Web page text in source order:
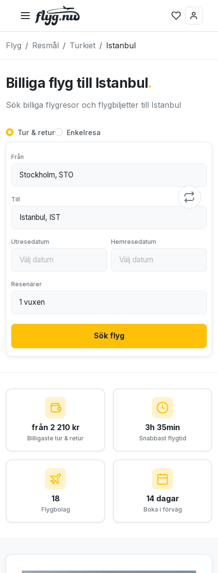
Flyg Resmål Turkiet Istanbul
Billiga flyg till Istanbul.
Sök billiga flygresor och flygbiljetter till Istanbul
Tur & retur Enkelresa
Från
Till
Utresedatum Hemresedatum
Resenärer
Sök flyg
från 2 210 kr
Billigaste tur & retur
3h 35min
Snabbast flygtid
18
Flygbolag
14 dagar
Boka i förväg